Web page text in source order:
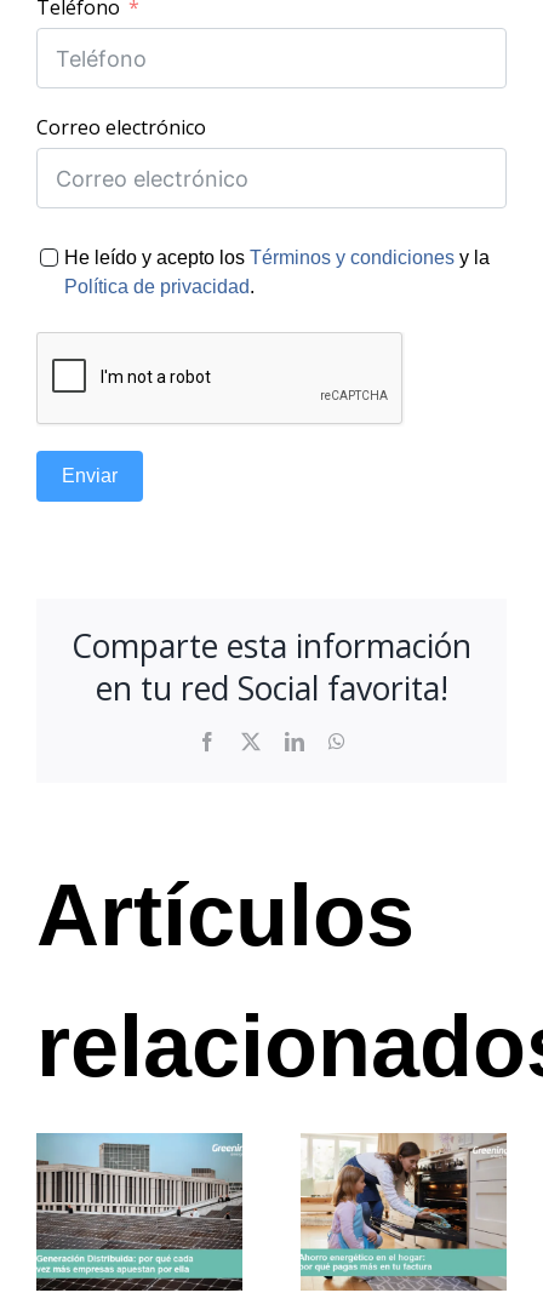
Teléfono
Correo electrónico
He leído y acepto los Términos y condiciones y la
Política de privacidad.
Enviar
Comparte esta información
en tu red Social favorita!
Facebook LinkedIn
Artículos